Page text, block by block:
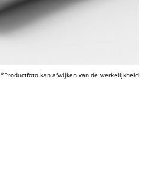
*Productfoto kan afwijken van de werkelijkheid